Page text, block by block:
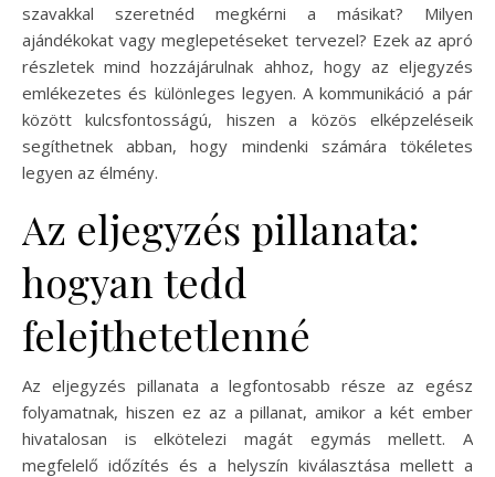
szavakkal szeretnéd megkérni a másikat? Milyen
ajándékokat vagy meglepetéseket tervezel? Ezek az apró
részletek mind hozzájárulnak ahhoz, hogy az eljegyzés
emlékezetes és különleges legyen. A kommunikáció a pár
között kulcsfontosságú, hiszen a közös elképzeléseik
segíthetnek abban, hogy mindenki számára tökéletes
legyen az élmény.
Az eljegyzés pillanata:
hogyan tedd
felejthetetlenné
Az eljegyzés pillanata a legfontosabb része az egész
folyamatnak, hiszen ez az a pillanat, amikor a két ember
hivatalosan is elkötelezi magát egymás mellett. A
megfelelő időzítés és a helyszín kiválasztása mellett a